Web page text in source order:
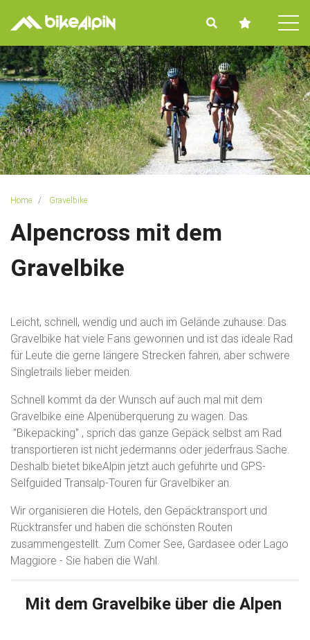
Home Gravelbike
Alpencross mit dem
Gravelbike
Leicht, schnell, wendig und auch im Gelände zuhause: Das
Gravelbike hat viele Fans gewonnen und ist das ideale Rad
für Leute die gerne längere Strecken fahren, aber schwere
Singletrails lieber meiden.
Schnell kommt da der Wunsch auf auch mal mit dem
Gravelbike eine Alpenüberquerung zu wagen. Das
"Bikepacking" , sprich das ganze Gepäck selbst am Rad
transportieren ist nicht jedermanns oder jederfraus Sache.
Deshalb bietet bikeAlpin jetzt auch geführte und GPS-
Selfguided Transalp-Touren für Gravelbiker an.
Wir organisieren die Hotels, den Gepäcktransport und
Rücktransfer und haben die schönsten Routen
zusammengestellt. Zum Comer See, Gardasee oder Lago
Maggiore - Sie haben die Wahl.
Mit dem Gravelbike über die Alpen